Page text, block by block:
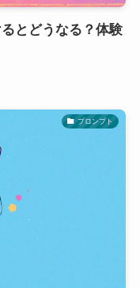
とどうなる？体験
プロンプト